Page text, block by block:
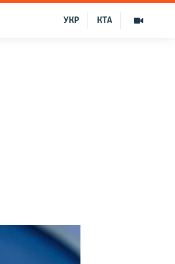
КТА
УКР